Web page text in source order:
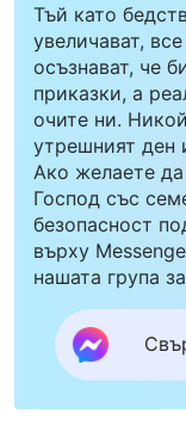
Тъй като
увеличават,
осъзнават, че
приказки, а
очите ни.
утрешният ден
Ако желаете
Господ със
безопасност
върху
нашата група